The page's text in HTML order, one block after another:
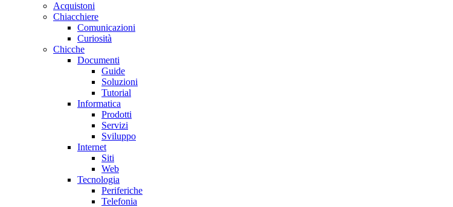
Acquistoni
Chiacchiere
Comunicazioni
Curiosità
Chicche
Documenti
Guide
Soluzioni
Tutorial
Informatica
Prodotti
Servizi
Sviluppo
Internet
Siti
Web
Tecnologia
Periferiche
Telefonia